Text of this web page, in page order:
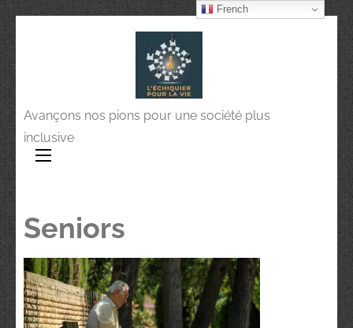
Avançons nos pions pour une société plus
inclusive
Seniors
French